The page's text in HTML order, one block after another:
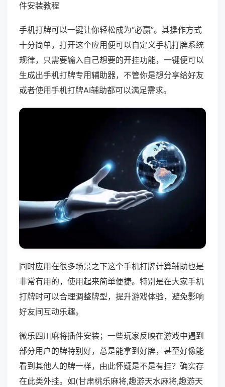
件安装教程
手机打牌可以一键让你轻松成为“必赢”。其操作方式
十分简单，打开这个应用便可以自定义手机打牌系统
规律，只需要输入自己想要的开挂功能，一键便可以
生成出手机打牌专用辅助器，不管你是想分享给好友
或者使用手机打牌AI辅助都可以满足需求。
同时应用在很多场景之下这个手机打牌计算辅助也是
非常有用的，使用起来简单便捷。特别是在大家手机
打牌时可以合理调整牌型，提升游戏体验，避免影响
好友间互动乐趣。
微乐四川麻将插件安装；一些玩家反映在游戏中遇到
部分用户的牌特别好，总是能拿到好牌，甚至好像能
看到其他人的牌一样，由此怀疑是不是有挂？确实存
在此类外挂。如(甘肃桃乐麻将,趣游天水麻将,趣游天